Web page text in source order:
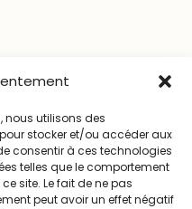
nous utilisons des
stocker et/ou accéder aux
consentir à ces technologies
telles que le comportement
site. Le fait de ne pas
peut avoir un effet négatif
pour terminer le
Zambezi